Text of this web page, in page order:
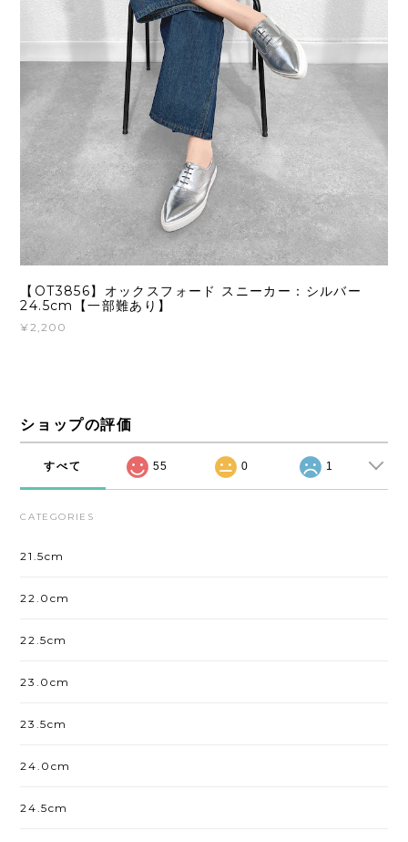
【OT3856】オックスフォード スニーカー：シルバー
24.5cm【一部難あり】
¥2,200
ショップの評価
すべて 55 0 1
CATEGORIES
21.5cm
22.0cm
22.5cm
23.0cm
23.5cm
24.0cm
24.5cm